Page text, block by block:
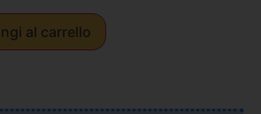
al carrello